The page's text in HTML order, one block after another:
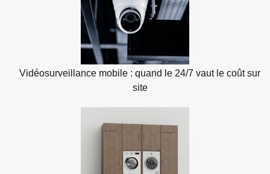
Vidéosurveillance mobile : quand le 24/7 vaut le coût sur
site